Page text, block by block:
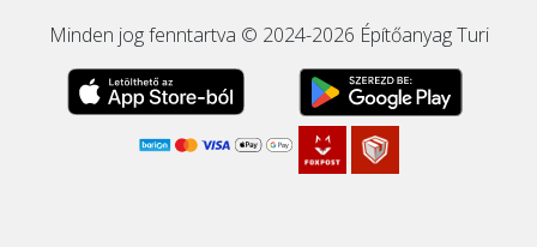
Minden jog fenntartva © 2024-2026 Építőanyag Turi